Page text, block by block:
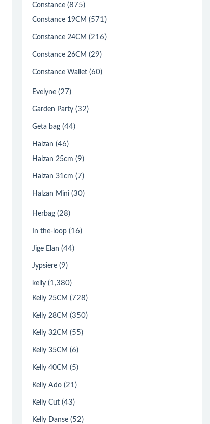
Constance (875)
Constance 19CM (571)
Constance 24CM (216)
Constance 26CM (29)
Constance Wallet (60)
Evelyne (27)
Garden Party (32)
Geta bag (44)
Halzan (46)
Halzan 25cm (9)
Halzan 31cm (7)
Halzan Mini (30)
Herbag (28)
In the-loop (16)
Jige Elan (44)
Jypsiere (9)
kelly (1,380)
Kelly 25CM (728)
Kelly 28CM (350)
Kelly 32CM (55)
Kelly 35CM (6)
Kelly 40CM (5)
Kelly Ado (21)
Kelly Cut (43)
Kelly Danse (52)